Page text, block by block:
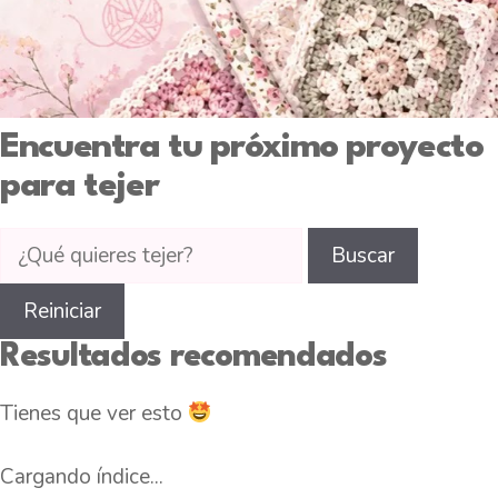
Encuentra tu próximo proyecto
para tejer
Buscar
tutoriales
tejido
en
CTejidas
Buscar
Reiniciar
Resultados recomendados
Tienes que ver esto
Cargando índice...